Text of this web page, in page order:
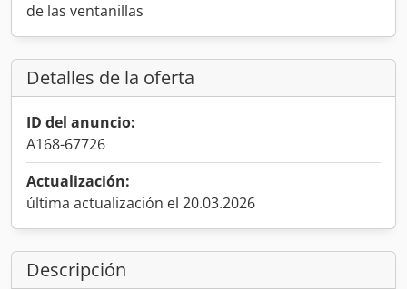
de las ventanillas
Detalles de la oferta
ID del anuncio:
A168-67726
Actualización:
última actualización el 20.03.2026
Descripción